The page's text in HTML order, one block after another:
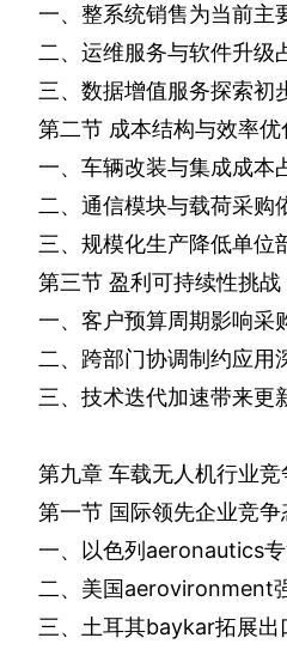
一、整系统销售为当前主
二、运维服务与软件升级
三、数据增值服务探索初
第二节 成本结构与效率优
一、车辆改装与集成成本
二、通信模块与载荷采购
三、规模化生产降低单位
第三节 盈利可持续性挑战
一、客户预算周期影响采
二、跨部门协调制约应用
三、技术迭代加速带来更
第九章 车载无人机行业
第一节 国际领先企业竞争
一、以色列 aeronautics
二、美国aerovironment
三、土耳其baykar拓展出